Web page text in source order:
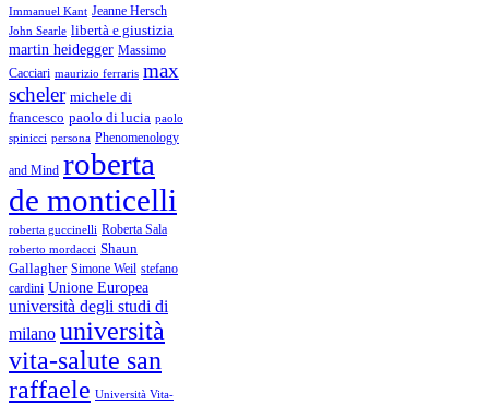
Immanuel Kant Jeanne Hersch
John Searle libertà e giustizia
martin heidegger Massimo
Cacciari maurizio ferraris max
scheler michele di
francesco paolo di lucia paolo
spinicci persona Phenomenology
and Mind roberta
de monticelli
roberta guccinelli Roberta Sala
roberto mordacci Shaun
Gallagher Simone Weil stefano
cardini Unione Europea
università degli studi di
milano università
vita-salute san
raffaele Università Vita-